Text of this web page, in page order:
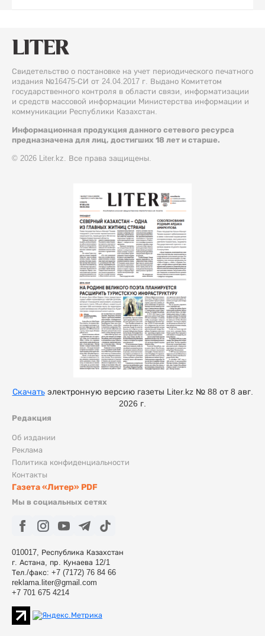
Свидетельство о постановке на учет периодического печатного
издания №16475-СИ от 24.04.2017 г. Выдано Комитетом
государственного контроля в области связи, информатизации
и средств массовой информации Министерства информации и
коммуникации Республики Казахстан.
Информационная продукция данного сетевого ресурса
предназначена для лиц, достигших 18 лет и старше.
© 2026 Liter.kz. Все права защищены.
Редакция
Об издании
Реклама
Политика конфиденциальности
Контакты
Газета «Литер» PDF
Мы в социальных сетях
010017, Республика Казахстан
г. Астана, пр. Кунаева 12/1
Тел./факс: +7 (7172) 76 84 66
reklama.liter@gmail.com
+7 701 675 4214
Скачатьэлектронную версию газеты Liter.kz № 88 от 8 авг.
2026 г.